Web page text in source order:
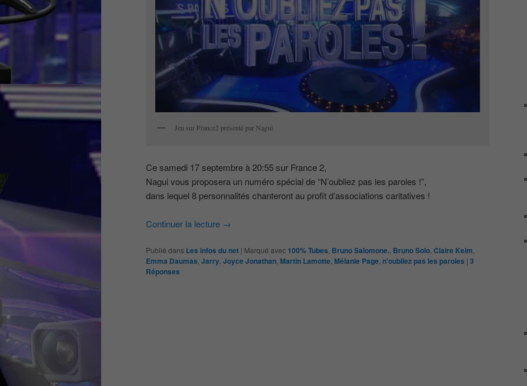
Jeu sur France2 présenté par Nagui
Ce samedi 17 septembre à 20:55 sur France 2,
Nagui vous proposera un numéro spécial de “N’oubliez pas les paroles !”,
dans lequel 8 personnalités chanteront au profit d’associations caritatives !
Continuer la lecture →
Publié dans Les infos du net | Marqué avec 100% Tubes Bruno Salomone. Bruno Solo Claire Keim
Emma Daumas Jarry Joyce Jonathan Martin Lamotte Mélanie Page n'oubliez pas les paroles | 3
Réponses